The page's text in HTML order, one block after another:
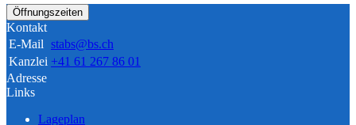
Öffnungszeiten
Kontakt
E-Mail stabs@bs.ch
Kanzlei +41 61 267 86 01
Adresse
Links
Lageplan